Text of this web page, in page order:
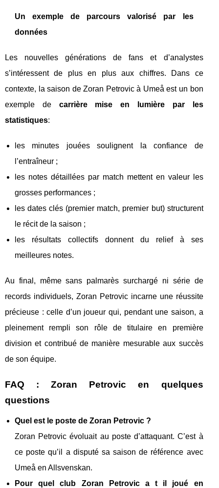
Un exemple de parcours valorisé par les
données
Les nouvelles générations de fans et d’analystes
s’intéressent de plus en plus aux chiffres. Dans ce
contexte, la saison de Zoran Petrovic à Umeå est un bon
exemple de carrière mise en lumière par les
statistiques:
les minutes jouées soulignent la confiance de
l’entraîneur ;
les notes détaillées par match mettent en valeur les
grosses performances ;
les dates clés (premier match, premier but) structurent
le récit de la saison ;
les résultats collectifs donnent du relief à ses
meilleures notes.
Au final, même sans palmarès surchargé ni série de
records individuels, Zoran Petrovic incarne une réussite
précieuse : celle d’un joueur qui, pendant une saison, a
pleinement rempli son rôle de titulaire en première
division et contribué de manière mesurable aux succès
de son équipe.
FAQ : Zoran Petrovic en quelques
questions
Quel est le poste de Zoran Petrovic ?
Zoran Petrovic évoluait au poste d’attaquant. C’est à
ce poste qu’il a disputé sa saison de référence avec
Umeå en Allsvenskan.
Pour quel club Zoran Petrovic a t il joué en